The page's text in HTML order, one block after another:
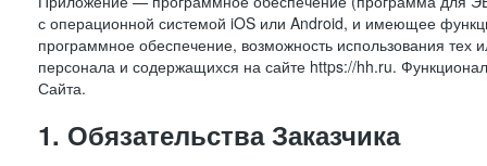
с операционной системой iOS или Android, и имеющее
программное обеспечение, возможность использования
персонала и содержащихся на сайте https://hh.ru.
Сайта.
1. Обязательства Заказчика